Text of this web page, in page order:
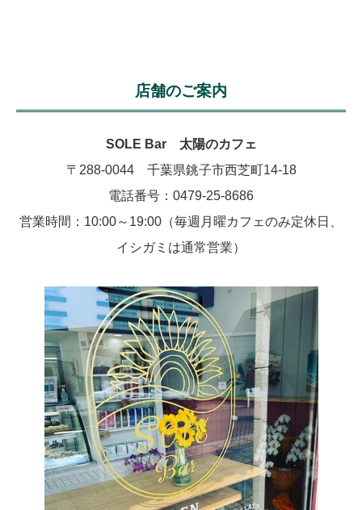
店舗のご案内
SOLE Bar 太陽のカフェ
〒288-0044 千葉県銚子市西芝町14-18
電話番号：0479-25-8686
営業時間：10:00～19:00（毎週月曜カフェのみ定休日、
イシガミは通常営業）